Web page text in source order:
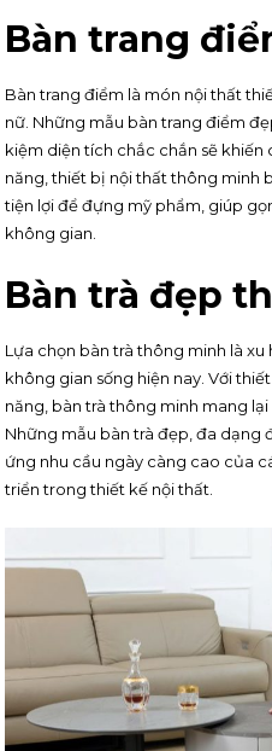
Bàn trang
Bàn trang điểm là món nội thất
nữ. Những mẫu bàn trang điểm
kiệm diện tích chắc chắn sẽ
năng, thiết bị nội thất thông minh
tiện lợi để đựng mỹ phẩm, giúp
không gian.
Bàn trà đẹp
Lựa chọn bàn trà thông minh là
không gian sống hiện nay. Với
năng, bàn trà thông minh mang
Những mẫu bàn trà đẹp, đa dạng
ứng nhu cầu ngày càng cao của
triển trong thiết kế nội thất.